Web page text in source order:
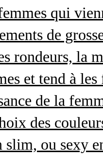
qui
de
rondeurs, la
et tend à
de la
des
slim, ou sexy